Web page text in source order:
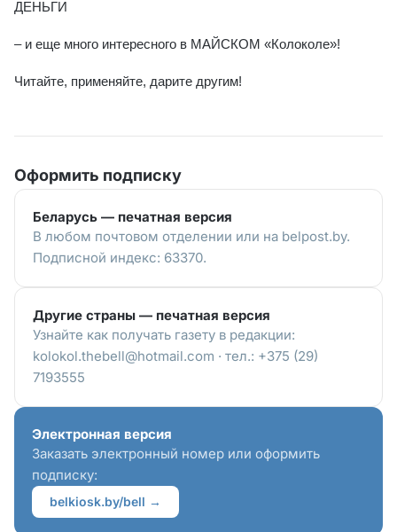
ДЕНЬГИ
– и еще много интересного в МАЙСКОМ «Колоколе»!
Читайте, применяйте, дарите другим!
Оформить подписку
Беларусь — печатная версия
В любом почтовом отделении или на belpost.by.
Подписной индекс: 63370.
Другие страны — печатная версия
Узнайте как получать газету в редакции:
kolokol.thebell@hotmail.com · тел.: +375 (29)
7193555
Электронная версия
Заказать электронный номер или оформить
подписку:
belkiosk.by/bell →